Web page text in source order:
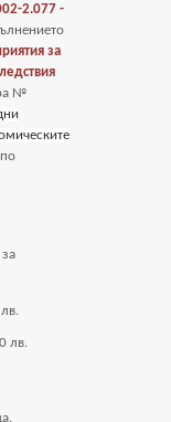
2.077 -
за
№
по
лв.